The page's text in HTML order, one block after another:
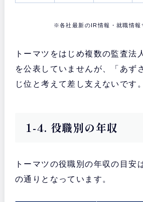
※各社最新のIR情報・就職情報
トーマツをはじめ複数の監査法
を公表していませんが、「あず
じ位と考えて差し支えないです。
1-4. 役職別の年収
トーマツの役職別の年収の目安
の通りとなっています。